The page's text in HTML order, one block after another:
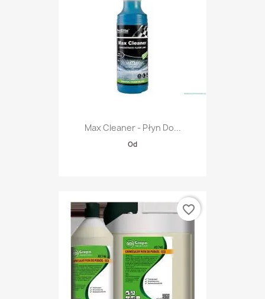
Max Cleaner - Płyn Do...
Od
favorite_border